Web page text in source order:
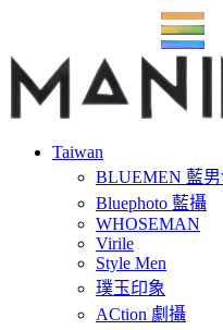
Taiwan
BLUEMEN 藍
Bluephoto 藍攝
WHOSEMAN
Virile
Style Men
璞玉印象
ACtion 劇攝